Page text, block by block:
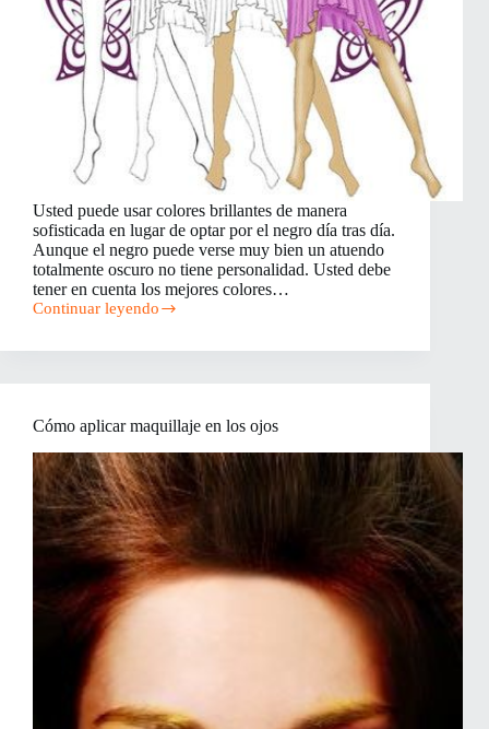
Usted puede usar colores brillantes de manera
sofisticada en lugar de optar por el negro día tras día.
Aunque el negro puede verse muy bien un atuendo
totalmente oscuro no tiene personalidad. Usted debe
tener en cuenta los mejores colores…
Continuar leyendo
Cómo
colores
tono
piel
Cómo aplicar maquillaje en los ojos